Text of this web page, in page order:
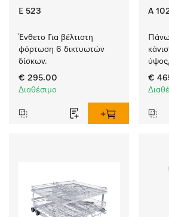
E 523
Ένθετο Για βέλτιστη
φόρτωση 6 δικτυωτών
δίσκων.
€ 295.00
Διαθέσιμο
A
€